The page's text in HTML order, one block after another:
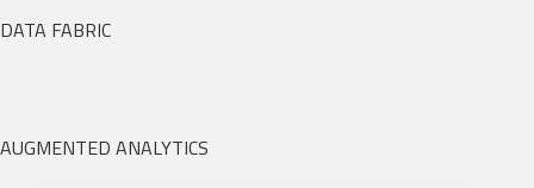
DATA FABRIC
AUGMENTED ANALYTICS